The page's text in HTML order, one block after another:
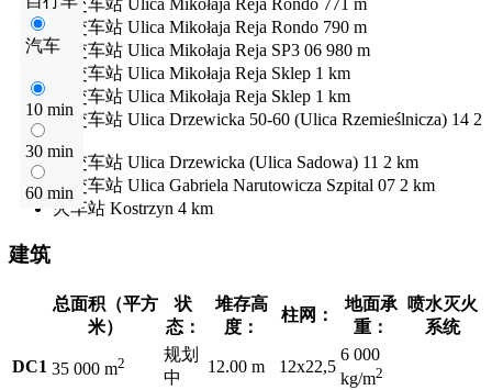
汽车
10 min
30 min
60 min
公交车站 Ulica Mikołaja Reja Rondo 790 m
公交车站 Ulica Mikołaja Reja SP3 06 980 m
公交车站 Ulica Mikołaja Reja Sklep 1 km
公交车站 Ulica Mikołaja Reja Sklep 1 km
公交车站 Ulica Drzewicka 50-60 (Ulica Rzemieślnicza) 14 2
km
公交车站 Ulica Drzewicka (Ulica Sadowa) 11 2 km
公交车站 Ulica Gabriela Narutowicza Szpital 07 2 km
火车站 Kostrzyn 4 km
建筑
总面积（平方
米）
状
态：
堆存高
度：
柱网：
地面承
重：
喷水灭火
系统
DC1 35 000 m2
规划
中
12.00 m 12x22,5
6 000
kg/m2